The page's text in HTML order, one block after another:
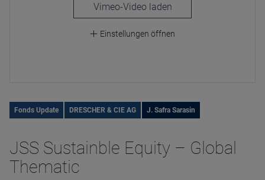
laden
Einstellungen öffnen
Fonds Update DRESCHER & CIE AG J. Safra Sarasin
JSS Sustainble Equity – Global
Thematic